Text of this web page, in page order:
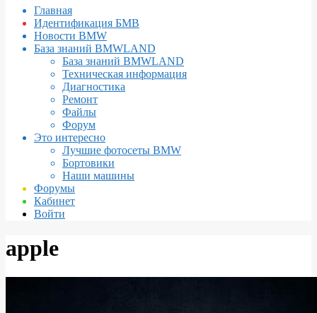
навигации
Главная
Идентификация БМВ
Новости BMW
База знаний BMWLAND
База знаний BMWLAND
Техническая информация
Диагностика
Ремонт
Файлы
Форум
Это интересно
Лучшие фотосеты BMW
Бортовики
Наши машины
Форумы
Кабинет
Войти
apple